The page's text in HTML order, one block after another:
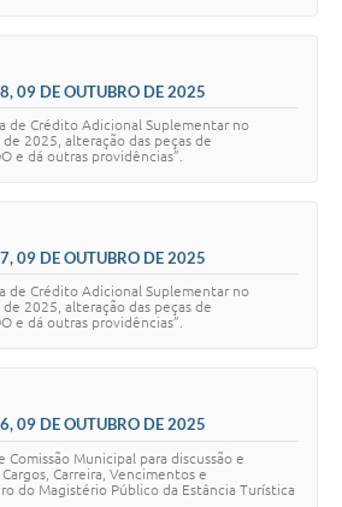
09 DE OUTUBRO DE 2025
de Crédito Adicional Suplementar no
2025, alteração das peças de
e dá outras providências”.
09 DE OUTUBRO DE 2025
de Crédito Adicional Suplementar no
2025, alteração das peças de
e dá outras providências”.
09 DE OUTUBRO DE 2025
Municipal para discussão e
Carreira, Vencimentos e
do Magistério Público da Estância Turística